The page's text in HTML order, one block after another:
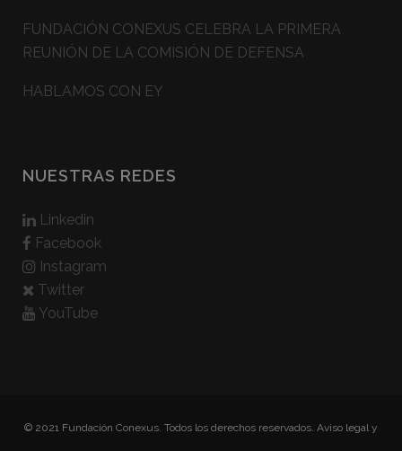
FUNDACIÓN CONEXUS CELEBRA LA PRIMERA
REUNIÓN DE LA COMISIÓN DE DEFENSA
HABLAMOS CON EY
NUESTRAS REDES
Linkedin
Facebook
Instagram
Twitter
YouTube
© 2021 Fundación Conexus. Todos los derechos reservados. Aviso legal y